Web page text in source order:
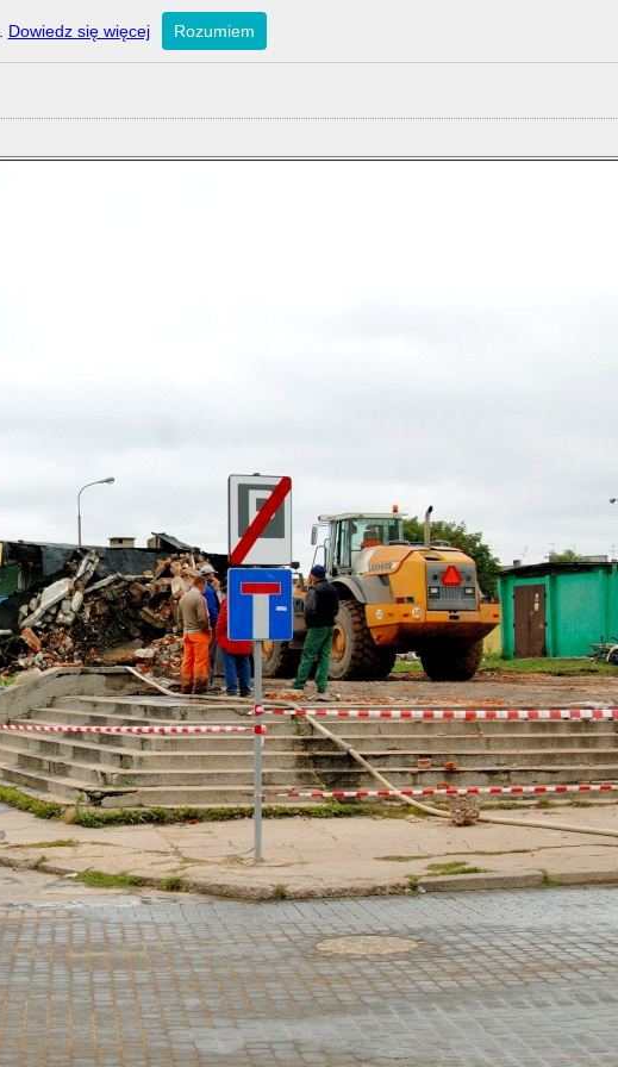
Dowiedz się więcej Rozumiem